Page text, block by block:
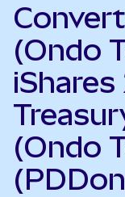
(Ondo
iShares
(Ondo